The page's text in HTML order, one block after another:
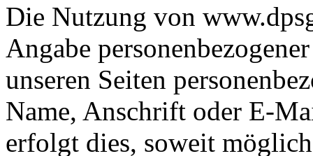
Die Nutzung von
Angabe
unseren Seiten
Name, Anschrift oder E-
erfolgt dies, soweit